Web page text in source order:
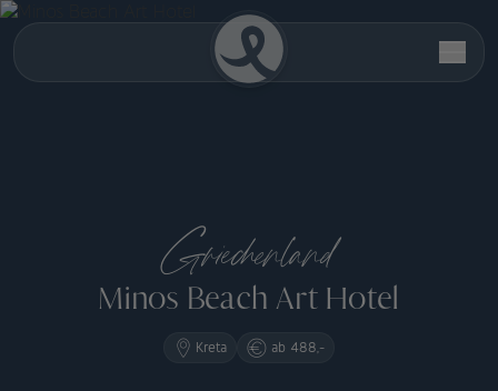
Griechenland
Minos Beach Art Hotel
Kreta ab 488,-